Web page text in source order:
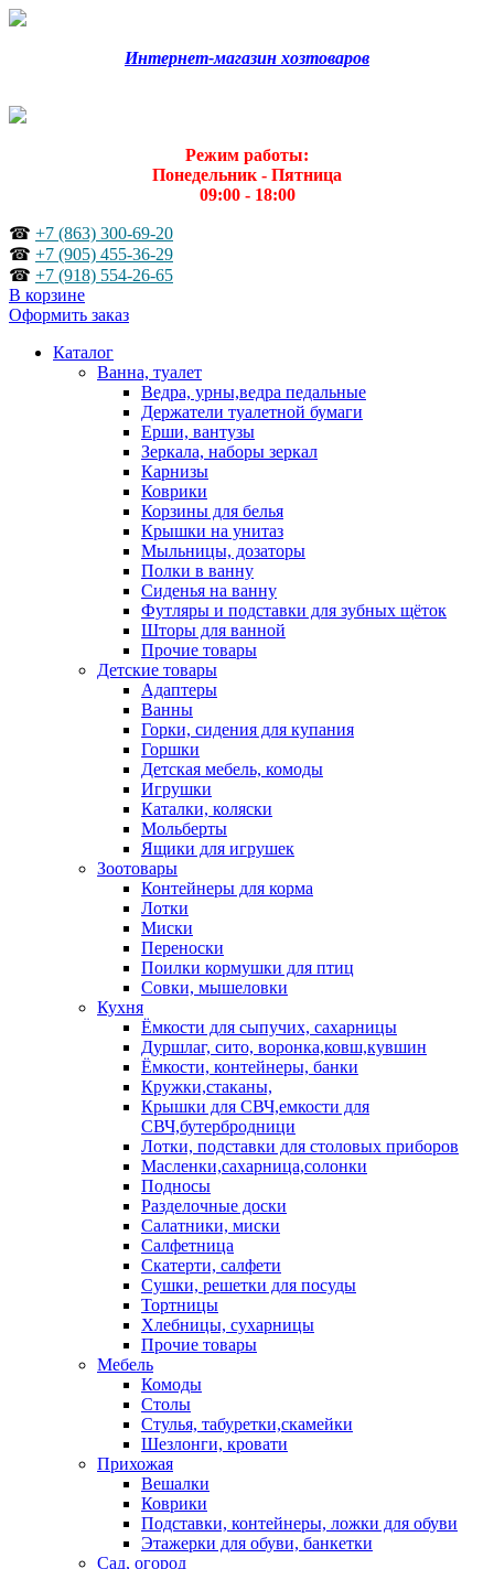
Интернет-магазин хозтоваров
Режим работы:
Понедельник - Пятница
09:00 - 18:00
☎ +7 (863) 300-69-20
☎ +7 (905) 455-36-29
☎ +7 (918) 554-26-65
В корзине
Оформить заказ
Каталог
Ванна, туалет
Ведра, урны,ведра педальные
Держатели туалетной бумаги
Ерши, вантузы
Зеркала, наборы зеркал
Карнизы
Коврики
Корзины для белья
Крышки на унитаз
Мыльницы, дозаторы
Полки в ванну
Сиденья на ванну
Футляры и подставки для зубных щёток
Шторы для ванной
Прочие товары
Детские товары
Адаптеры
Ванны
Горки, сидения для купания
Горшки
Детская мебель, комоды
Игрушки
Каталки, коляски
Мольберты
Ящики для игрушек
Зоотовары
Контейнеры для корма
Лотки
Миски
Переноски
Поилки кормушки для птиц
Совки, мышеловки
Кухня
Ёмкости для сыпучих, сахарницы
Дуршлаг, сито, воронка,ковш,кувшин
Ёмкости, контейнеры, банки
Кружки,стаканы,
Крышки для СВЧ,емкости для
СВЧ,бутербродници
Лотки, подставки для столовых приборов
Масленки,сахарница,солонки
Подносы
Разделочные доски
Салатники, миски
Салфетница
Скатерти, салфети
Сушки, решетки для посуды
Тортницы
Хлебницы, сухарницы
Прочие товары
Мебель
Комоды
Столы
Стулья, табуретки,скамейки
Шезлонги, кровати
Прихожая
Вешалки
Коврики
Подставки, контейнеры, ложки для обуви
Этажерки для обуви, банкетки
Сад, огород